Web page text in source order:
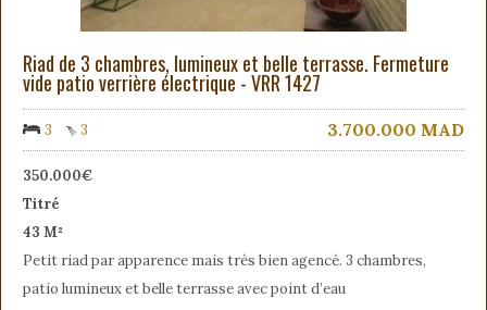
Riad de 3 chambres, lumineux et belle terrasse. Fermeture
vide patio verrière électrique - VRR 1427
3 3 3.700.000 MAD
350.000€
Titré
43 M²
Petit riad par apparence mais très bien agencé. 3 chambres,
patio lumineux et belle terrasse avec point d’eau